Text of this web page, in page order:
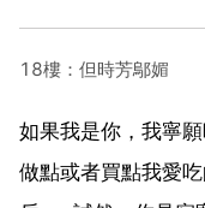
18樓：但時芳鄔媚
如果我是你，我寧
做點或者買點我愛